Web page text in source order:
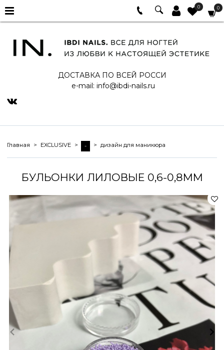
0 0
ДОСТАВКА ПО ВСЕЙ РОССИ
e-mail: info@ibdi-nails.ru
Главная EXCLUSIVE - дизайн для маникюра
БУЛЬОНКИ ЛИЛОВЫЕ 0,6-0,8ММ